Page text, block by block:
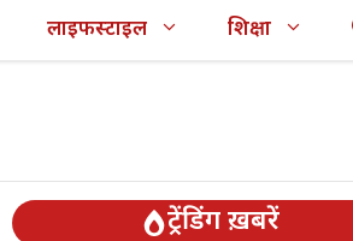
लाइफस्टाइल शिक्षा
ट्रेंडिंग ख़बरें